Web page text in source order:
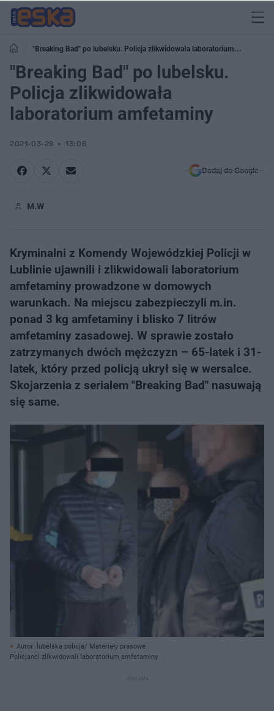
"Breaking Bad" po lubelsku. Policja zlikwidowała laboratorium
amfetaminy
"Breaking Bad" po lubelsku.
Policja zlikwidowała
laboratorium amfetaminy
2021-03-29 13:06
Dodaj do Google
M.W
Kryminalni z Komendy Wojewódzkiej Policji w
Lublinie ujawnili i zlikwidowali laboratorium
amfetaminy prowadzone w domowych
warunkach. Na miejscu zabezpieczyli m.in.
ponad 3 kg amfetaminy i blisko 7 litrów
amfetaminy zasadowej. W sprawie zostało
zatrzymanych dwóch mężczyzn – 65-latek i 31-
latek, który przed policją ukrył się w wersalce.
Skojarzenia z serialem "Breaking Bad" nasuwają
się same.
Autor: lubelska policja/ Materiały prasowe
Policjanci zlikwidowali laboratorium amfetaminy